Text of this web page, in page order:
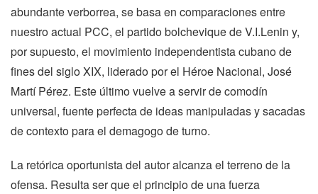
abundante verborrea, se basa en comparaciones entre
nuestro actual PCC, el partido bolchevique de V.I.Lenin y,
por supuesto, el movimiento independentista cubano de
fines del siglo XIX, liderado por el Héroe Nacional, José
Martí Pérez. Este último vuelve a servir de comodín
universal, fuente perfecta de ideas manipuladas y sacadas
de contexto para el demagogo de turno.
La retórica oportunista del autor alcanza el terreno de la
ofensa. Resulta ser que el principio de una fuerza